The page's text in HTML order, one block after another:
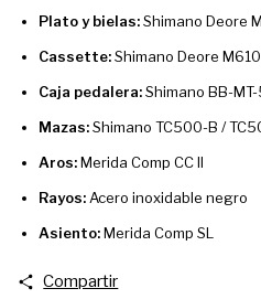
Plato y bielas:Shimano Deore
Cassette:Shimano Deore
Caja pedalera:Shimano BB-MT-
Mazas:Shimano TC500-B /
Aros:Merida Comp CC II
Rayos: Acero inoxidable negro
Asiento:Merida Comp SL
Compartir